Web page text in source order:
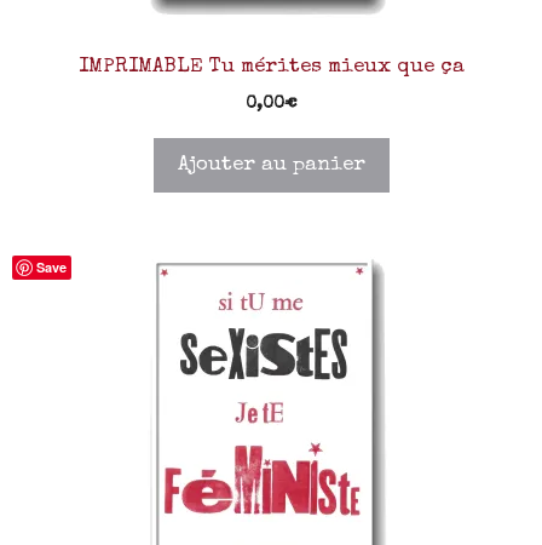
IMPRIMABLE Tu mérites mieux que ça
0,00€
Ajouter au panier
Save